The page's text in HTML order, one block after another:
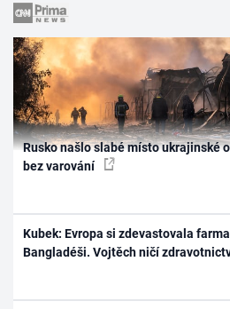
Rusko našlo slabé místo ukrajinské
bez varování
Kubek: Evropa si zdevastovala
Bangladéši. Vojtěch ničí